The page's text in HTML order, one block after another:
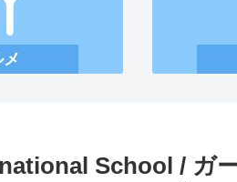
School / ガ